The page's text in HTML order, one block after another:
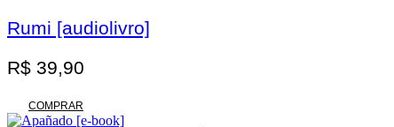
Rumi [audiolivro]
R$ 39,90
COMPRAR